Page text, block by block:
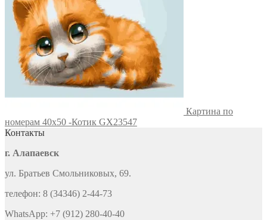
Картина по
номерам 40х50 -Котик GX23547
Контакты
г. Алапаевск
ул. Братьев Смольниковых, 69.
телефон: 8 (34346) 2-44-73
WhatsApp: +7 (912) 280-40-40